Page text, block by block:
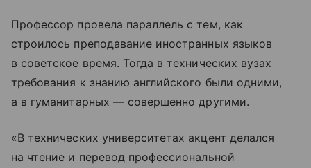
Профессор провела параллель с тем, как
строилось преподавание иностранных языков
в советское время. Тогда в технических вузах
требования к знанию английского были одними,
а в гуманитарных — совершенно другими.
«В технических университетах акцент делался
на чтение и перевод профессиональной